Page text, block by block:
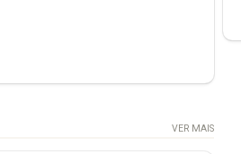
VER MAIS